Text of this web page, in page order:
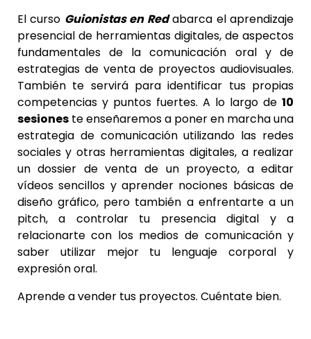
El curso Guionistas en Redabarca el aprendizaje
presencial de herramientas digitales, de aspectos
fundamentales de la comunicación oral y de
estrategias de venta de proyectos audiovisuales.
También te servirá para identificar tus propias
competencias y puntos fuertes. A lo largo de10
sesioneste enseñaremos a poner en marcha una
estrategia de comunicación utilizando las redes
sociales y otras herramientas digitales, a realizar
un dossier de venta de un proyecto, a editar
vídeos sencillos y aprender nociones básicas de
diseño gráfico, pero también a enfrentarte a un
pitch, a controlar tu presencia digital y a
relacionarte con los medios de comunicación y
saber utilizar mejor tu lenguaje corporal y
expresión oral.
Aprende a vender tus proyectos. Cuéntate bien.